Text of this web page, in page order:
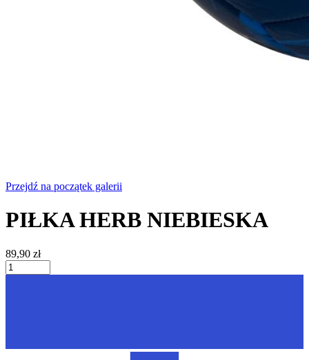
Przejdź na początek galerii
PIŁKA HERB NIEBIESKA
89,90 zł